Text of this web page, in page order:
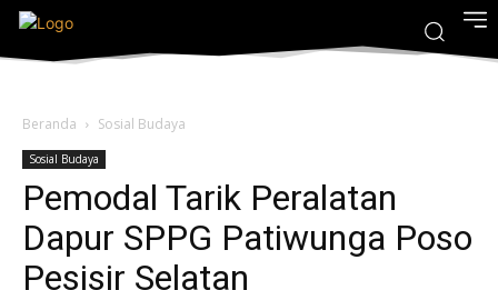
Beranda Sosial Budaya
Sosial Budaya
Pemodal Tarik Peralatan
Dapur SPPG Patiwunga Poso
Pesisir Selatan